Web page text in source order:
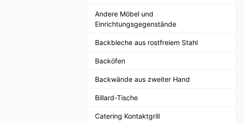
Andere Möbel und
Einrichtungsgegenstände
Backbleche aus rostfreiem Stahl
Backöfen
Backwände aus zweiter Hand
Billard-Tische
Catering Kontaktgrill